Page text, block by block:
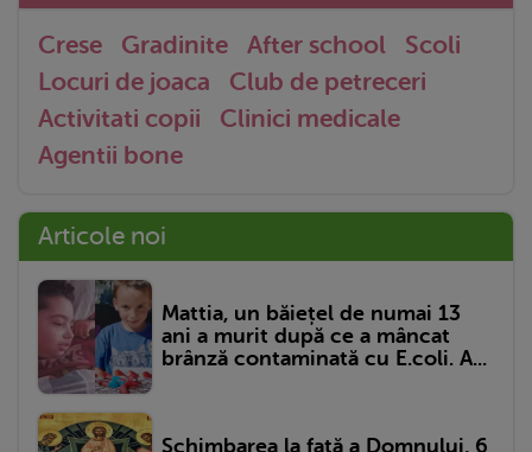
Crese Gradinite After school
Scoli
Locuri de joaca
Club de petreceri
Activitati copii
Clinici medicale
Agentii bone
Articole noi
Mattia, un băiețel de numai 13
ani a murit după ce a mâncat
brânză contaminată cu E.coli. A...
Schimbarea la față a Domnului, 6